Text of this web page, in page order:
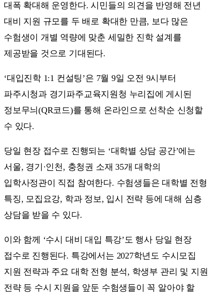
대폭 확대해 운영한다. 시민들의 의견을 반영해 전년
대비 지원 규모를 두 배로 확대한 만큼, 보다 많은
수험생이 개별 역량에 맞춘 세밀한 진학 설계를
제공받을 것으로 기대된다.
‘대입진학 1:1 컨설팅’은 7월 9일 오전 9시부터
파주시청과 경기파주교육지원청 누리집에 게시된
정보무늬(QR코드)를 통해 온라인으로 선착순 신청할
수 있다.
당일 현장 접수로 진행되는 ‘대학별 상담 공간’에는
서울, 경기·인천, 충청권 소재 35개 대학의
입학사정관이 직접 참여한다. 수험생들은 대학별 전형
특징, 모집요강, 학과 정보, 입시 전략 등에 대해 심층
상담을 받을 수 있다.
이와 함께 ‘수시 대비 대입 특강’도 행사 당일 현장
접수로 진행된다. 특강에서는 2027학년도 수시모집
지원 전략과 주요 대학 전형 분석, 학생부 관리 및 지원
전략 등 수시 지원을 앞둔 수험생들이 꼭 알아야 할